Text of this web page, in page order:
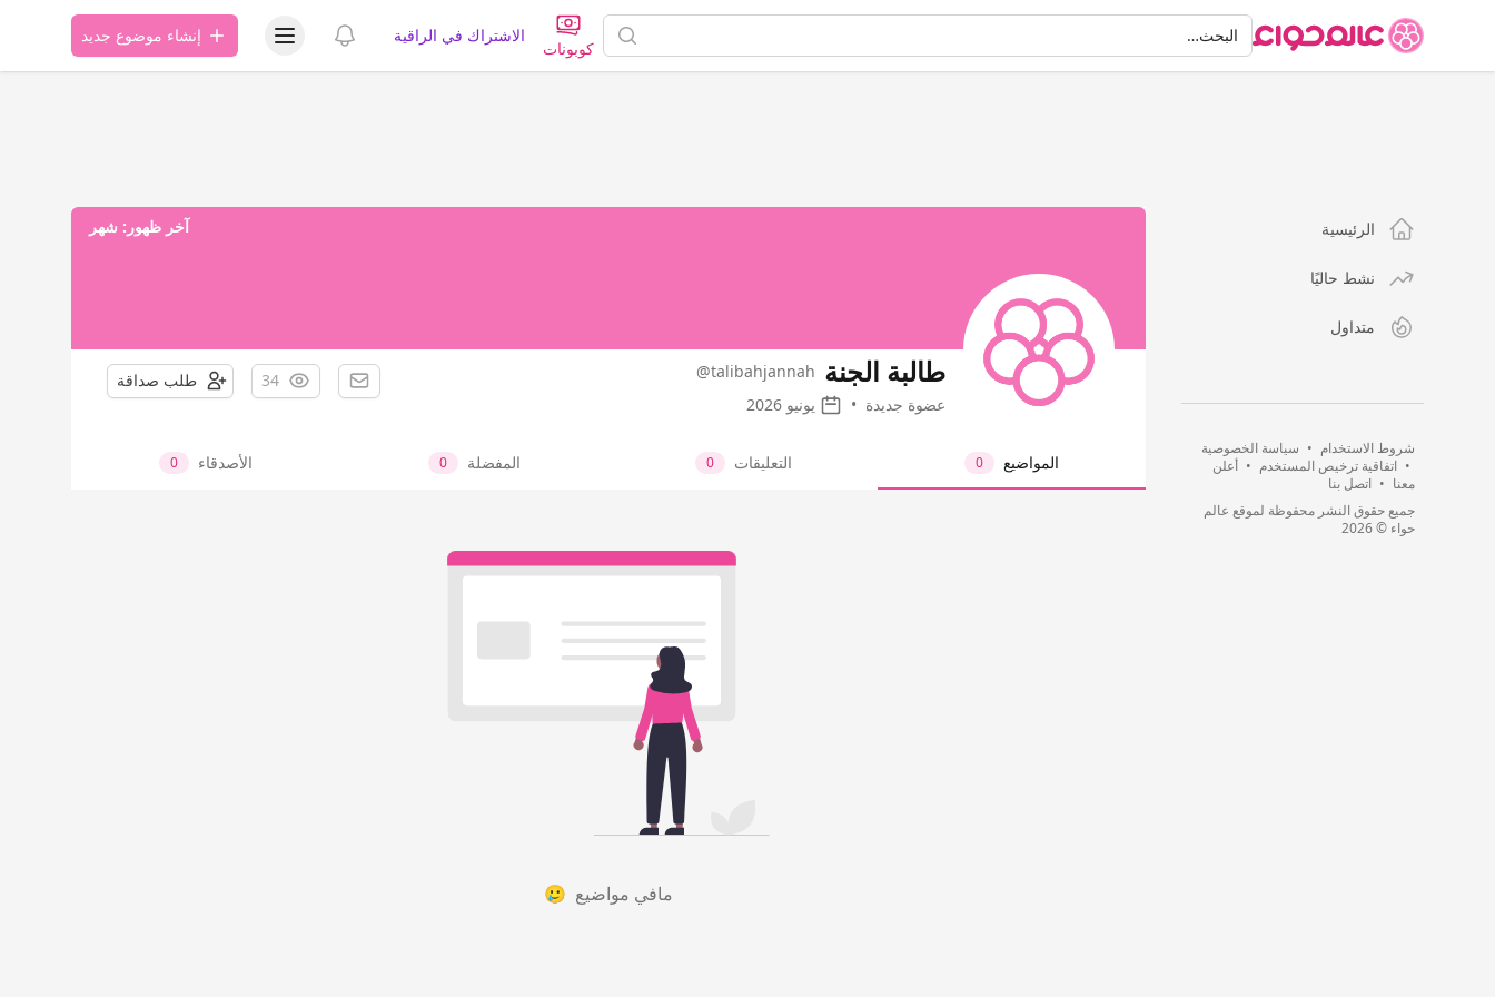
البحثالبحث…
كوبونات
الاشتراك في الراقية عرض الإشعاراتعرض قائمة المستخدمإنشاء موضوع جديد
الرئيسية
نشط حاليًا
متداول
شروط الاستخدام • سياسة الخصوصية
• اتفاقية ترخيص المستخدم • أعلن
معنا • اتصل بنا
جميع حقوق النشر محفوظة لموقع عالم
حواء © 2026
آخر ظهور: شهر
طالبة الجنة @talibahjannah
عضوة جديدة • يونيو 2026
34 طلب صداقة
المواضيع 0 التعليقات 0 المفضلة 0 الأصدقاء 0
مافي مواضيع 🥲